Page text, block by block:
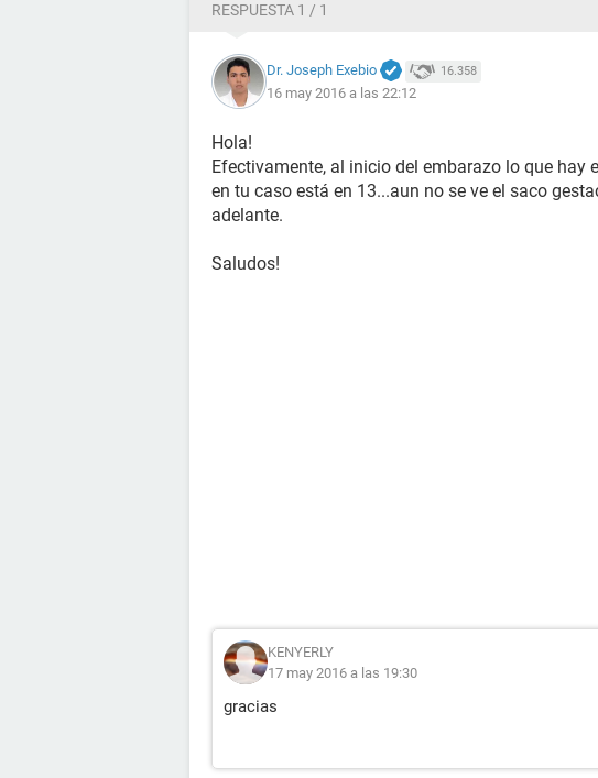
RESPUESTA 1 / 1
Dr. Joseph Exebio 16.358
16 may 2016 a las 22:12
Hola!
Efectivamente, al inicio del embarazo lo que hay
en tu caso está en 13...aun no se ve el saco
adelante.
Saludos!
KENYERLY
17 may 2016 a las 19:30
gracias